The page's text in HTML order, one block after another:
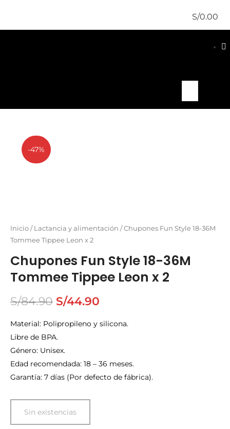
S/0.00
-47%
Inicio / Lactancia y alimentación / Chupones Fun Style 18-36M
Tommee Tippee Leon x 2
Chupones Fun Style 18-36M
Tommee Tippee Leon x 2
S/84.90 S/44.90
Material: Polipropileno y silicona.
Libre de BPA.
Género: Unisex.
Edad recomendada: 18 – 36 meses.
Garantía: 7 días (Por defecto de fábrica).
Sin existencias